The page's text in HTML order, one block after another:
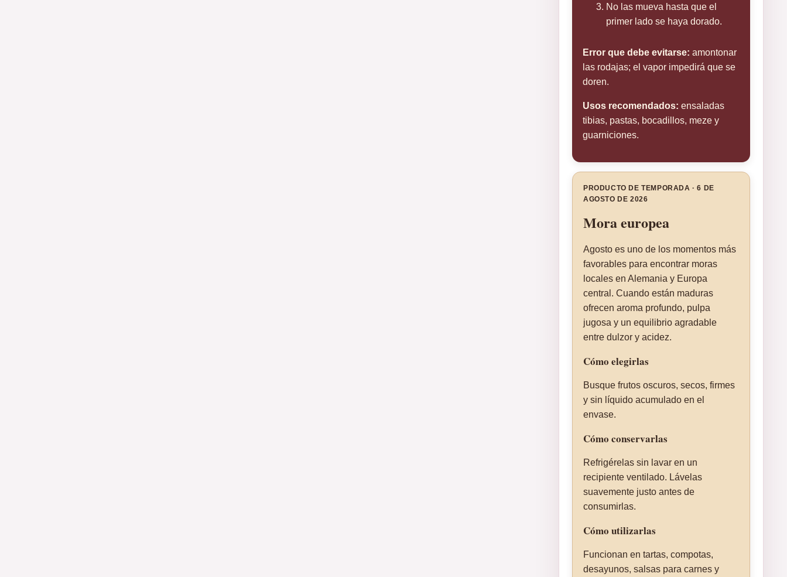
No las mueva hasta que el
primer lado se haya dorado.
Error que debe evitarse: amontonar
las rodajas; el vapor impedirá que se
doren.
Usos recomendados: ensaladas
tibias, pastas, bocadillos, meze y
guarniciones.
PRODUCTO DE TEMPORADA · 6 DE
AGOSTO DE 2026
Mora europea
Agosto es uno de los momentos más
favorables para encontrar moras
locales en Alemania y Europa
central. Cuando están maduras
ofrecen aroma profundo, pulpa
jugosa y un equilibrio agradable
entre dulzor y acidez.
Cómo elegirlas
Busque frutos oscuros, secos, firmes
y sin líquido acumulado en el
envase.
Cómo conservarlas
Refrigérelas sin lavar en un
recipiente ventilado. Lávelas
suavemente justo antes de
consumirlas.
Cómo utilizarlas
Funcionan en tartas, compotas,
desayunos, salsas para carnes y